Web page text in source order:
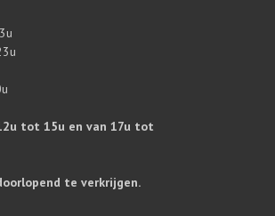
tot 15u en van 17u tot
te verkrijgen.